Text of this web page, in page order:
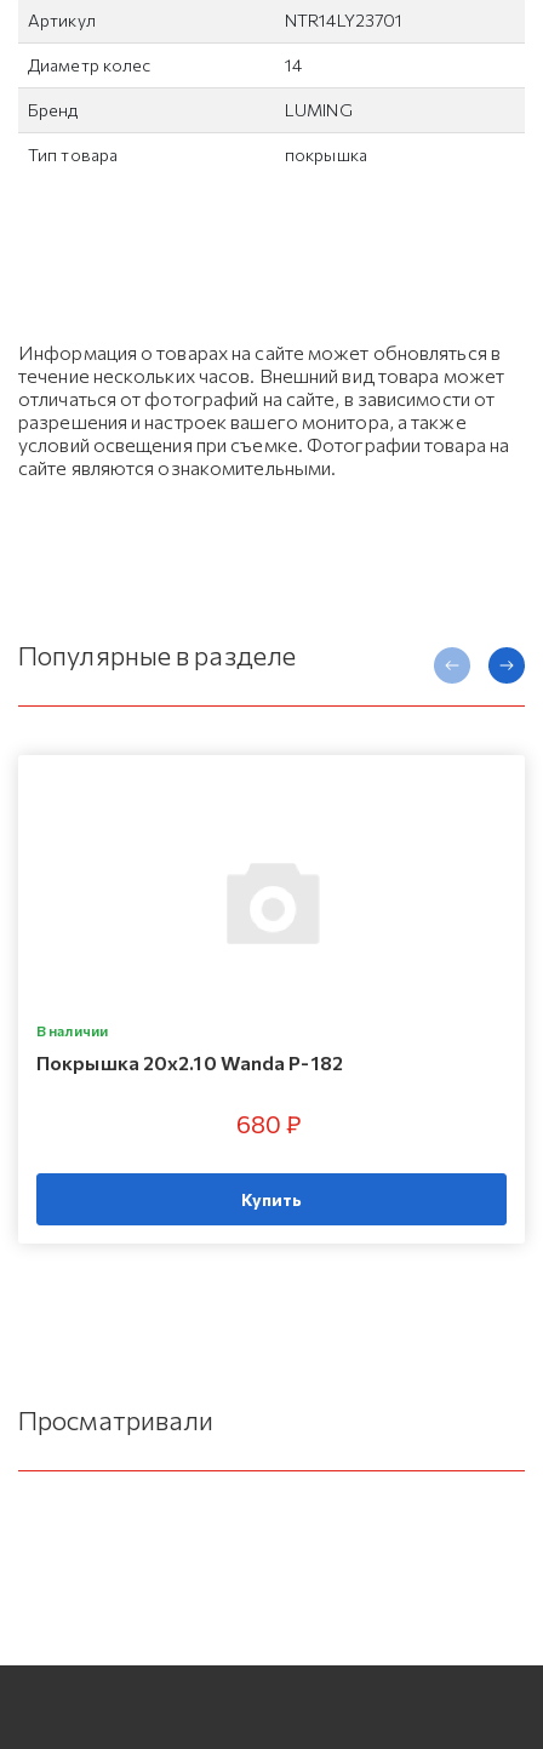
Артикул NTR14LY23701
Диаметр колес 14
Бренд LUMING
Тип товара покрышка
Информация о товарах на сайте может обновляться в
течение нескольких часов. Внешний вид товара может
отличаться от фотографий на сайте, в зависимости от
разрешения и настроек вашего монитора, а также
условий освещения при съемке. Фотографии товара на
сайте являются ознакомительными.
Популярные в разделе
В наличии
Покрышка 20х2.10 Wanda P-182
680 ₽
Купить
Просматривали